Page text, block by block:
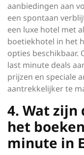
aanbiedingen aan
een spontaan
een luxe hotel met
boetiekhotel in het
opties beschikbaar.
last minute deals
prijzen en speciale
aantrekkelijker te
4. Wat zijn
het
minute in